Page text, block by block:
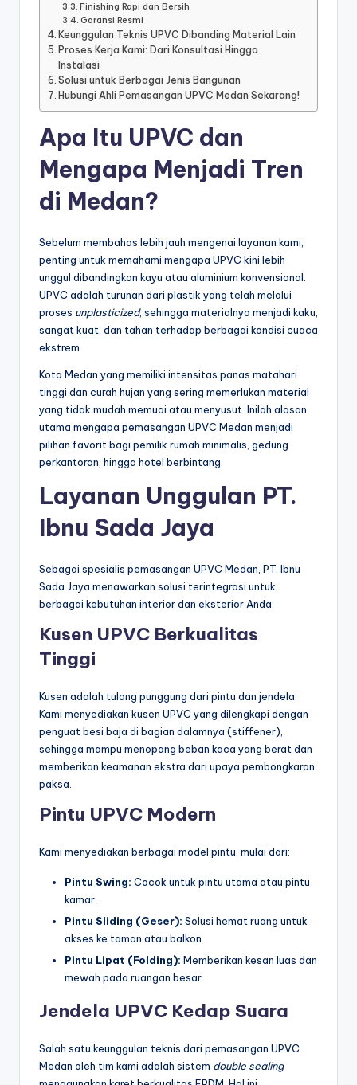
Finishing Rapi dan Bersih
Garansi Resmi
Keunggulan Teknis UPVC Dibanding Material Lain
Proses Kerja Kami: Dari Konsultasi Hingga
Instalasi
Solusi untuk Berbagai Jenis Bangunan
Hubungi Ahli Pemasangan UPVC Medan Sekarang!
Apa Itu UPVC dan
Mengapa Menjadi Tren
di Medan?
Sebelum membahas lebih jauh mengenai layanan kami,
penting untuk memahami mengapa UPVC kini lebih
unggul dibandingkan kayu atau aluminium konvensional.
UPVC adalah turunan dari plastik yang telah melalui
proses unplasticized, sehingga materialnya menjadi kaku,
sangat kuat, dan tahan terhadap berbagai kondisi cuaca
ekstrem.
Kota Medan yang memiliki intensitas panas matahari
tinggi dan curah hujan yang sering memerlukan material
yang tidak mudah memuai atau menyusut. Inilah alasan
utama mengapa pemasangan UPVC Medan menjadi
pilihan favorit bagi pemilik rumah minimalis, gedung
perkantoran, hingga hotel berbintang.
Layanan Unggulan PT.
Ibnu Sada Jaya
Sebagai spesialis pemasangan UPVC Medan, PT. Ibnu
Sada Jaya menawarkan solusi terintegrasi untuk
berbagai kebutuhan interior dan eksterior Anda:
Kusen UPVC Berkualitas
Tinggi
Kusen adalah tulang punggung dari pintu dan jendela.
Kami menyediakan kusen UPVC yang dilengkapi dengan
penguat besi baja di bagian dalamnya (stiffener),
sehingga mampu menopang beban kaca yang berat dan
memberikan keamanan ekstra dari upaya pembongkaran
paksa.
Pintu UPVC Modern
Kami menyediakan berbagai model pintu, mulai dari:
Pintu Swing: Cocok untuk pintu utama atau pintu
kamar.
Pintu Sliding (Geser): Solusi hemat ruang untuk
akses ke taman atau balkon.
Pintu Lipat (Folding): Memberikan kesan luas dan
mewah pada ruangan besar.
Jendela UPVC Kedap Suara
Salah satu keunggulan teknis dari pemasangan UPVC
Medan oleh tim kami adalah sistem double sealing